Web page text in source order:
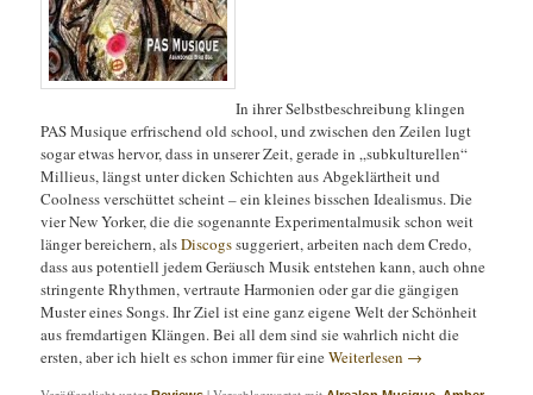
In ihrer Selbstbeschreibung klingen
PAS Musique erfrischend old school, und zwischen den Zeilen lugt
sogar etwas hervor, dass in unserer Zeit, gerade in „subkulturellen“
Millieus, längst unter dicken Schichten aus Abgeklärtheit und
Coolness verschüttet scheint – ein kleines bisschen Idealismus. Die
vier New Yorker, die die sogenannte Experimentalmusik schon weit
länger bereichern, alsDiscogssuggeriert, arbeiten nach dem Credo,
dass aus potentiell jedem Geräusch Musik entstehen kann, auch ohne
stringente Rhythmen, vertraute Harmonien oder gar die gängigen
Muster eines Songs. Ihr Ziel ist eine ganz eigene Welt der Schönheit
aus fremdartigen Klängen. Bei all dem sind sie wahrlich nicht die
ersten, aber ich hielt es schon immer für eineWeiterlesen →